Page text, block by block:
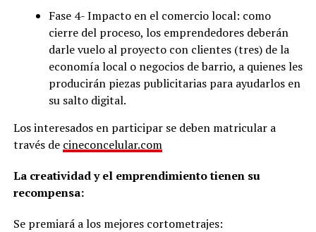
Fase 4- Impacto en el comercio local: como
cierre del proceso, los emprendedores deberán
darle vuelo al proyecto con clientes (tres) de la
economía local o negocios de barrio, a quienes les
producirán piezas publicitarias para ayudarlos en
su salto digital.
Los interesados en participar se deben matricular a
través de cineconcelular.com
La creatividad y el emprendimiento tienen su
recompensa:
Se premiará a los mejores cortometrajes: